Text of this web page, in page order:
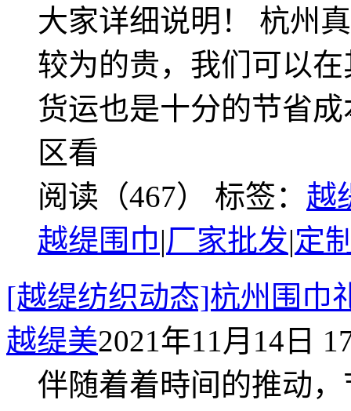
大家详细说明！ 杭州
较为的贵，我们可以
货运也是十分的节省
区看
阅读（467） 标签： 越
越缇围巾|厂家批发|定
[越缇纺织动态]杭州围
越缇美2021年11月14日
伴随着着時间的推动